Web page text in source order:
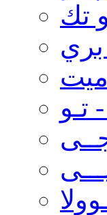
تك
تـو